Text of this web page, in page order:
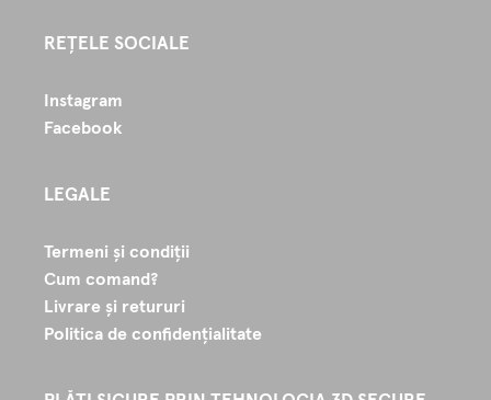
REȚELE SOCIALE
Instagram
Facebook
LEGALE
Termeni și condiții
Cum comand?
Livrare și retururi
Politica de confidențialitate